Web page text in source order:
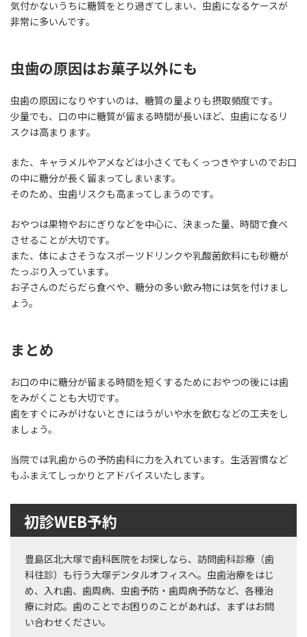
気付かないうちに糖質をとり過ぎてしまい、虫歯になるケースが
非常に多いんです。
虫歯の原因はお菓子以外にも
虫歯の原因になりやすいのは、糖質の量よりも摂取頻度です。
少量でも、口の中に糖質が留まる時間が長いほど、虫歯になるリ
スクは高まります。
また、キャラメルやアメなどは小さくてもくっつきやすいのでお口
の中に糖分が長く留まってしまいます。
そのため、虫歯リスクも高まってしまうのです。
おやつは果物やおにぎりなどを中心に、決まった量、時間で食べ
させることが大切です。
また、体によさそうなスポーツドリンクや乳酸菌飲料にも砂糖が
たっぷり入っています。
お子さんのだらだら食べや、糖分の多い飲み物には気を付けまし
ょう。
まとめ
お口の中に糖分が留まる時間を短くするためにおやつの後には歯
をみがくことも大切です。
歯をすぐにみがけないときにはうがいや水を飲むなどの工夫をし
ましょう。
当院では乳歯からの予防歯科に力を入れています。生活習慣など
もふまえてしっかりとアドバイスいたします。
初診WEB予約
豊島区北大塚で歯科医院をお探しなら、訪問歯科診療（歯
科往診）も行う大塚デンタルオフィスへ。虫歯治療をはじ
め、入れ歯、歯周病、虫歯予防・歯周病予防など、各種治
療に対応。歯のことでお困りのことがあれば、まずはお問
い合わせください。